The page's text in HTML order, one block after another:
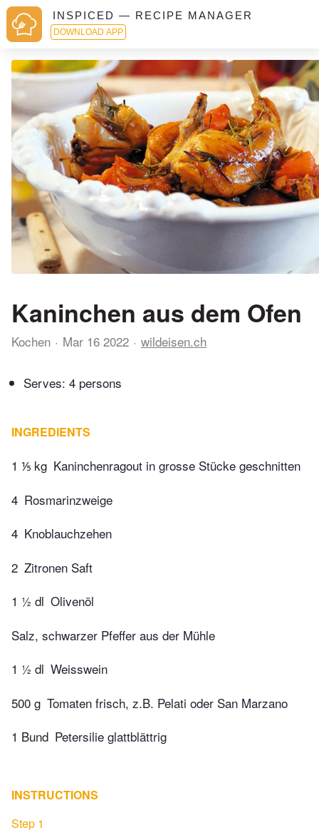
INSPICED — RECIPE MANAGER
DOWNLOAD APP
Kaninchen aus dem Ofen
Kochen Mar 16 2022 wildeisen.ch
Serves: 4 persons
INGREDIENTS
1 ⅕ kg Kaninchenragout in grosse Stücke geschnitten
4 Rosmarinzweige
4 Knoblauchzehen
2 Zitronen Saft
1 ½ dl Olivenöl
Salz, schwarzer Pfeffer aus der Mühle
1 ½ dl Weisswein
500 g Tomaten frisch, z.B. Pelati oder San Marzano
1 Bund Petersilie glattblättrig
INSTRUCTIONS
Step 1